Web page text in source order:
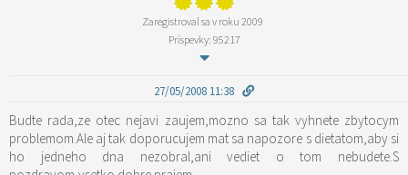
Zaregistroval sa v roku 2009
Príspevky: 95217
27/05/2008 11:38
Budte rada,ze otec nejavi zaujem,mozno sa tak vyhnete zbytocym
problemom.Ale aj tak doporucujem mat sa napozore s dietatom,aby si
ho jedneho dna nezobral,ani vediet o tom nebudete.S